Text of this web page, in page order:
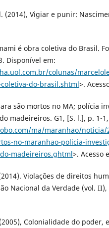
(2014), Vigiar e punir:
é obra coletiva do Brasil.
Disponível em:
colunas/
do-brasil.shtml>.
são mortos no MA; polícia
madeireiros. G1, [S. l.], p. 1-
ma/maranhao/
no-maranhao-policia-
madeireiros.ghtml>. Acesso
Violações de direitos
Nacional da Verdade (vol. II),
Colonialidade do poder,